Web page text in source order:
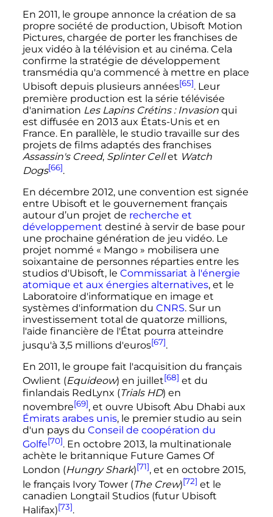
En 2011, le groupe annonce la création de sa
propre société de production, Ubisoft Motion
Pictures, chargée de porter les franchises de
jeux vidéo à la télévision et au cinéma. Cela
confirme la stratégie de développement
transmédia qu'a commencé à mettre en place
Ubisoft depuis plusieurs années[65]. Leur
première production est la série télévisée
d'animation Les Lapins Crétins : Invasionqui
est diffusée en 2013 aux États-Unis et en
France. En parallèle, le studio travaille sur des
projets de films adaptés des franchises
Assassin's Creed, Splinter Cellet Watch
Dogs[66].
En décembre 2012, une convention est signée
entre Ubisoft et le gouvernement français
autour d’un projet de recherche et
développement destiné à servir de base pour
une prochaine génération de jeu vidéo. Le
projet nommé « Mango » mobilisera une
soixantaine de personnes réparties entre les
studios d'Ubisoft, le Commissariat à l'énergie
atomique et aux énergies alternatives, et le
Laboratoire d'informatique en image et
systèmes d'information du CNRS. Sur un
investissement total de quatorze millions,
l'aide financière de l'État pourra atteindre
jusqu'à 3,5 millionsd'euros[67].
En 2011, le groupe fait l'acquisition du français
Owlient (Equideow) en juillet[68] et du
finlandais RedLynx (Trials HD) en
novembre[69], et ouvre Ubisoft Abu Dhabi aux
Émirats arabes unis, le premier studio au sein
d'un pays du Conseil de coopération du
Golfe[70]. En octobre 2013, la multinationale
achète le britannique Future Games Of
London (Hungry Shark)[71], et en octobre 2015,
le français Ivory Tower (The Crew)[72] et le
canadien Longtail Studios (futur Ubisoft
Halifax)[73].